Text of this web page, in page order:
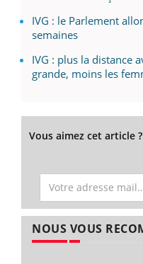
IVG : le Parlement
semaines
IVG : plus la distance
grande, moins les
Vous aimez cet article
NOUS VOUS